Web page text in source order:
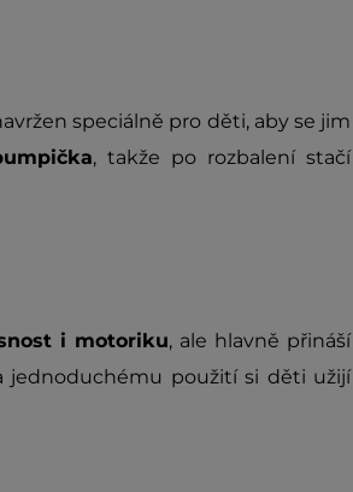
speciálně pro děti, aby se jim
, takže po rozbalení stačí
i motoriku, ale hlavně přináší
jednoduchému použití si děti užijí